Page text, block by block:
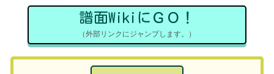
譜面WikiにＧＯ！
（外部リンクにジャンプします。）